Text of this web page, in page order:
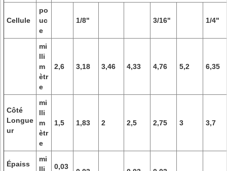
Cellule
po
uc
e
1/8" 3/16" 1/4"
mi
lli
m
ètr
e
2,6 3,18 3,46 4,33 4,76 5,2 6,35
Côté
Longue
ur
mi
lli
m
ètr
e
1,5 1,83 2 2,5 2,75 3 3,7
Épaiss
mi
lli
0,03